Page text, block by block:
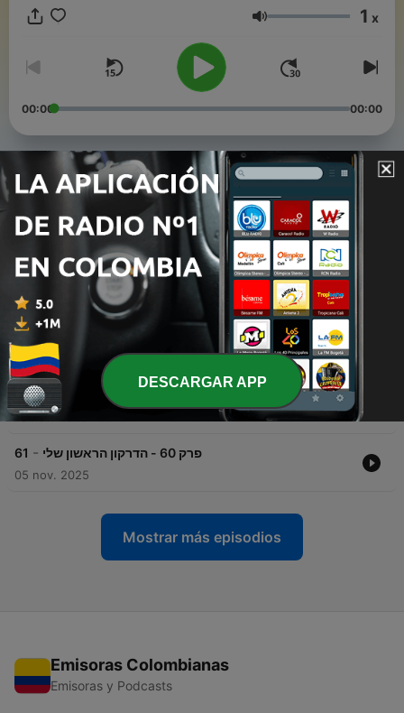
Volumen 1 x
00:00 00:00
Episodios
65 - פרק 64 - מצעד השירים של סרטי ההמשך
64 - פרק 63 - עוד פעם מלחמות
29 abr. 2026
02 feb. 2026
62 -
18 nov. 2025
61 - פרק 60 - הדרקון הראשון שלי
05 nov. 2025
Mostrar más episodios
Emisoras Colombianas
Emisoras y Podcasts
DESCARGAR APP